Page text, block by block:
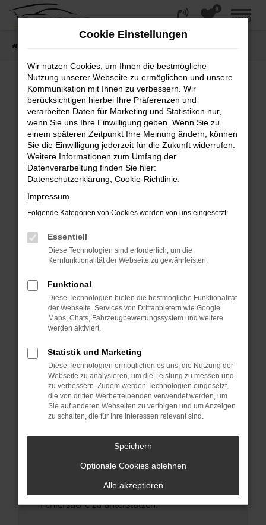
Zum
Hauptinhalt
0
MENÜ
Fehler: Network Error
Beim Laden ist ein Fehler aufgetreten.
Hier sind ein paar Tipps, die dir helfen können:
Überprüfe deine Firewall und deine
Internetverbindung.
Laden andere Webseiten, zum Beispiel deine
Suchmaschine?
Prüfe deine Browsererweiterungen.
können das Laden bestimmter Seiten
verhindern. Funktioniert die Seite in einem
Fenster?
Starte dein Gerät neu.
Das kann manchmal helfen, vorübergehende
Probleme zu beheben.
Betriebssystem auf dem neuesten Stand
sind.
Veraltete Software birgt nicht nur ein
Sicherheitsrisiko, sondern kann auch dazu
führen, dass bestimmte Funktionen nicht mehr
unterstützt werden.
Wende dich an den Webseitenbetreiber.
Wenn du alle oben genannten Schritte versucht
hast, kontaktiere uns bitte. Wir werden
uns diesen Text schicken, um uns bei der
Fehlersuche zu unterstützen:
Cookie Einstellungen
Wir nutzen Cookies, um Ihnen die bestmögliche
Nutzung unserer Webseite zu ermöglichen und unsere
Kommunikation mit Ihnen zu verbessern. Wir
berücksichtigen hierbei Ihre Präferenzen und
verarbeiten Daten für Marketing und Statistiken nur,
wenn Sie uns Ihre Einwilligung geben. Wenn Sie zu
einem späteren Zeitpunkt Ihre Meinung ändern, können
Sie die Einwilligung jederzeit für die Zukunft widerrufen.
Weitere Informationen zum Umfang der
Datenverarbeitung finden Sie hier:
Datenschutzerklärung Cookie-Richtlinie
Impressum
Folgende Kategorien von Cookies werden von uns eingesetzt:
Essentiell
Diese Technologien sind erforderlich, um die
Kernfunktionalität der Webseite zu gewährleisten.
Funktional
Diese Technologien bieten die bestmögliche Funktionalität
der Webseite. Services von Drittanbietern wie Google
Maps, Chats, Fahrzeugbewertungssystem und weitere
werden aktiviert.
Statistik und Marketing
Diese Technologien ermöglichen es uns, die Nutzung der
Webseite zu analysieren, um die Leistung zu messen und
zu verbessern. Zudem werden Technologien eingesetzt,
die von dritten Werbetreibenden verwendet werden, um
Sie auf anderen Webseiten zu verfolgen und um Anzeigen
zu schalten, die für Ihre Interessen relevant sind.
Speichern
Optionale Cookies ablehnen
Alle akzeptieren